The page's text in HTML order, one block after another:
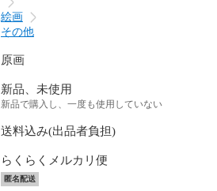
絵画
その他
原画
新品、未使用
新品で購入し、一度も使用していない
送料込み(出品者負担)
らくらくメルカリ便
匿名配送